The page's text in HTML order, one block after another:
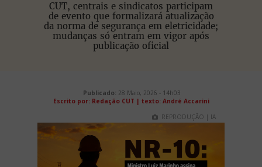
CUT, centrais e sindicatos participam
de evento que formalizará atualização
da norma de segurança em eletricidade;
mudanças só entram em vigor após
publicação oficial
Publicado: 28 Maio, 2026 - 14h03
Escrito por: Redação CUT | texto: André Accarini
REPRODUÇÃO | IA